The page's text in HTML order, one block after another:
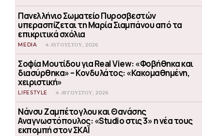
Πανελλήνιο Σωματείο Πυροσβεστών
υπερασπίζεται τη Μαρία Σιαμπάνου από τα
επικριτικά σχόλια
MEDIA 4 ΑΥΓΟΎΣΤΟΥ, 2026
Σοφία Μουτίδου για Real View: «Φοβήθηκα και
διασύρθηκα» – Κονδυλάτος: «Κακομαθημένη,
χειριστική»
LIFESTYLE 4 ΑΥΓΟΎΣΤΟΥ, 2026
Νάνσυ Ζαμπέτογλου και Θανάσης
Αναγνωστόπουλος: «Studio στις 3» η νέα τους
εκπομπή στον ΣΚΑΪ